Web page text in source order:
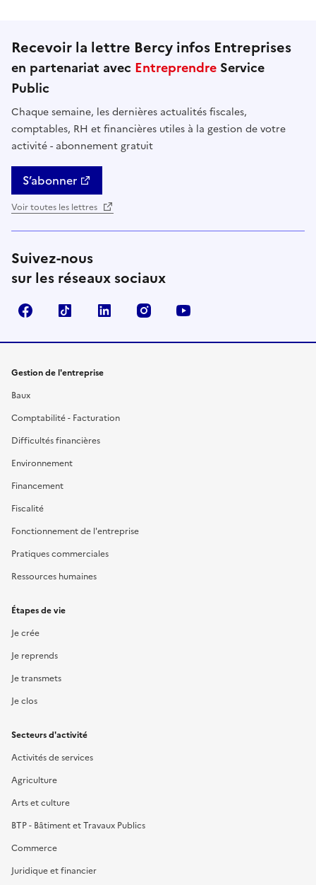
Recevoir la lettre Bercy infos Entreprises
en partenariat avec Entreprendre Service
Public
Chaque semaine, les dernières actualités fiscales,
comptables, RH et financières utiles à la gestion de votre
activité - abonnement gratuit
S’abonner
Voir toutes les lettres
Suivez-nous
sur les réseaux sociaux
FacebookTikTok Linkedin Instagram
Gestion de l'entreprise
Baux
Comptabilité - Facturation
Difficultés financières
Environnement
Financement
Fiscalité
Fonctionnement de l'entreprise
Pratiques commerciales
Ressources humaines
Étapes de vie
Je crée
Je reprends
Je transmets
Je clos
Secteurs d'activité
Activités de services
Agriculture
Arts et culture
BTP - Bâtiment et Travaux Publics
Commerce
Juridique et financier